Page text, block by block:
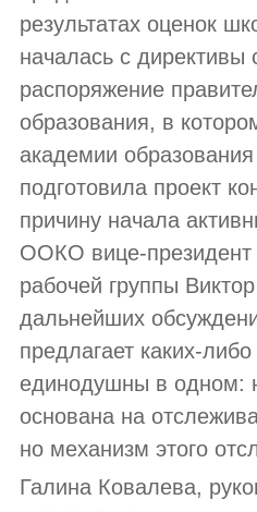
результатах оценок
началась с директивы
распоряжение
образования, в
академии
подготовила проект
причину начала
ООКО вице-президент
рабочей группы
дальнейших
предлагает каких-
единодушны в одном:
основана на
но механизм этого
Галина Ковалева,